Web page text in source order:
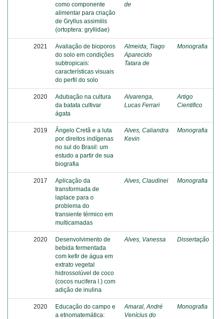
como componente
alimentar para criação
de Gryllus assimilis
(ortoptera: gryllidae)
de
2021
Avaliação de bioporos
do solo em condições
subtropicais:
características visuais
do perfil do solo
Almeida, Tiago
Aparecido
Tatara de
Monografia
2020
Adubação na cultura
da batata cultivar
ágata
Alvarenga,
Lucas Ferrari
Artigo
Cientifico
2019
Ângelo Cretã e a luta
por direitos indígenas
no sul do Brasil: um
estudo a partir de sua
biografia
Alves, Caliandra
Kevin
Monografia
2017
Aplicação da
transformada de
laplace para o
problema do
transiente térmico em
multicamadas
Alves, Claudinei Monografia
2020
Desenvolvimento de
bebida fermentada
com kefir de água em
extrato vegetal
hidrossolúvel de coco
(cocos nucifera l.) com
adição de inulina
Alves, Vanessa Dissertação
2020
Educação do campo e
a etnomatemática:
Amaral, André
Venícius do
Monografia